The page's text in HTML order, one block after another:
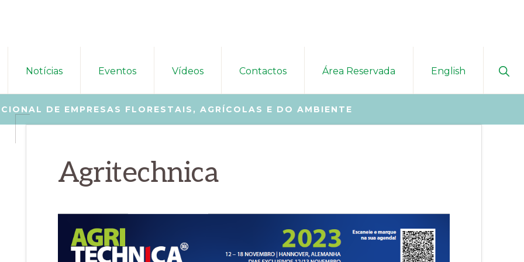
Notícias Eventos Vídeos Contactos Área Reservada English
DE EMPRESAS FLORESTAIS, AGRÍCOLAS E DO AMBIENTE
Agritechnica